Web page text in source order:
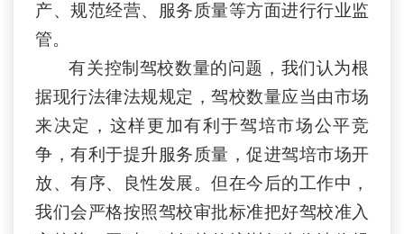
产、规范经营、服务质量等方面进行行业监
管。
有关控制驾校数量的问题，我们认为根
据现行法律法规规定，驾校数量应当由市场
来决定，这样更加有利于驾培市场公平竞
争，有利于提升服务质量，促进驾培市场开
放、有序、良性发展。但在今后的工作中，
我们会严格按照驾校审批标准把好驾校准入